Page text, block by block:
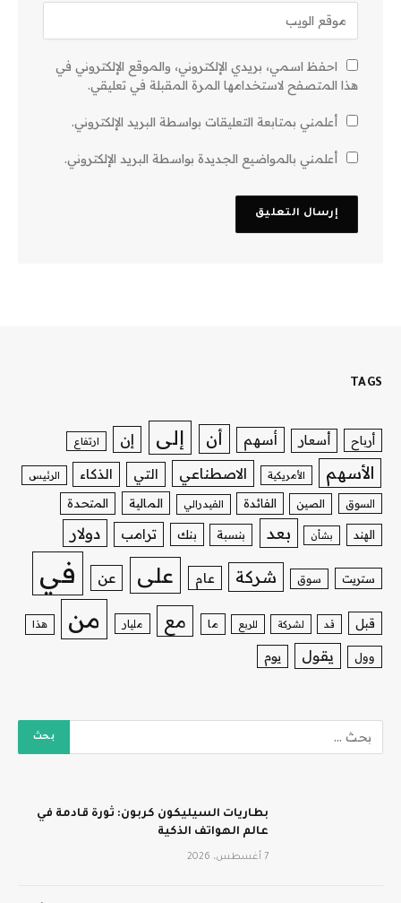
احفظ اسمي، بريدي الإلكتروني، والموقع الإلكتروني في
هذا المتصفح لاستخدامها المرة المقبلة في تعليقي.
أعلمني بمتابعة التعليقات بواسطة البريد الإلكتروني.
أعلمني بالمواضيع الجديدة بواسطة البريد الإلكتروني.
TAGS
أرباح أسعار أسهم أن إلى إن ارتفاع
الأسهم الأمريكية الاصطناعي التي الذكاء الرئيس
السوق الصين الفائدة الفيدرالي المالية المتحدة
الهند بشأن بعد بنسبة بنك ترامب دولار
ستريت سوق شركة عام على عن في
قبل قد لشركة للربع ما مع مليار من هذا
وول يقول يوم
بطاريات السيليكون كربون: ثورة قادمة في
عالم الهواتف الذكية
7 أغسطس، 2026